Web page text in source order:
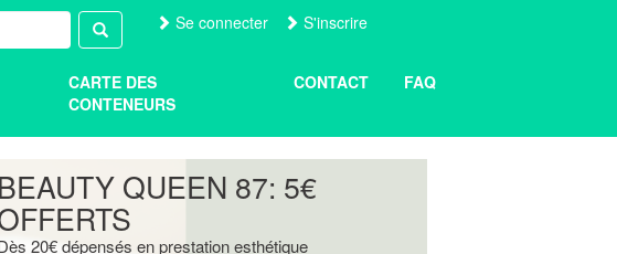
Se connecter S'inscrire
CARTE DES
CONTENEURS
CONTACT FAQ
BEAUTY QUEEN 87: 5€
20€ dépensés en prestation esthétique